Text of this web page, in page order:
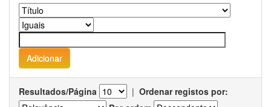
Resultados/Página | Ordenar registos por: